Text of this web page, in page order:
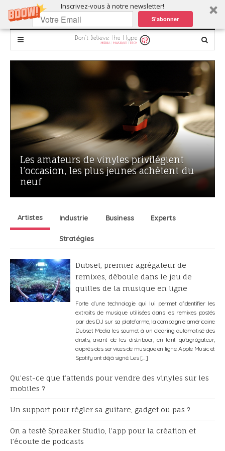
Inscrivez-vous à notre newsletter!
S'abonner
amateurs de vinyles privilégient
les plus jeunes achètent du
Artistes Industrie Business Experts
Stratégies
Dubset, premier agrégateur de
remixes, déboule dans le jeu de
quilles de la musique en ligne
Forte d’une technologie qui lui permet d’identifier les
extraits de musique utilisées dans les remixes postés
par des DJ sur sa plateforme, la compagnie américaine
Dubset Media les soumet à un clearing automatisé des
droits, avant de les distribuer, en tant qu’agrégateur,
auprès des services de musique en ligne. Apple Music et
Spotify ont déjà signé. Les […]
Qu’est-ce que t’attends pour vendre des vinyles sur les
mobiles ?
Un support pour règler sa guitare, gadget ou pas ?
On a testé Spreaker Studio, l’app pour la création et
l’écoute de podcasts